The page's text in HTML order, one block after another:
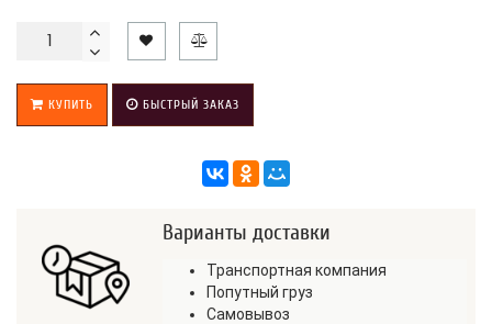
КУПИТЬ БЫСТРЫЙ ЗАКАЗ
Варианты доставки
Транспортная компания
Попутный груз
Самовывоз